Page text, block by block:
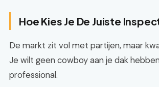
Hoe Kies Je De Juiste
De markt zit vol met partijen, maar
Je wilt geen cowboy aan je dak
professional.